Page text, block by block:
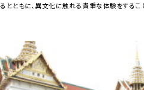
るとともに、異文化に触れる貴重な体験をするこ